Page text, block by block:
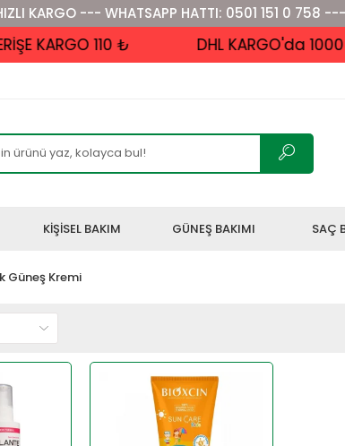
KARGO --- WHATSAPP HATTI: 0501 151 0 758
KARGO 110 ₺ DHL KARGO'da 1000
KİŞİSEL BAKIM GÜNEŞ BAKIMI SAÇ
Güneş Kremi